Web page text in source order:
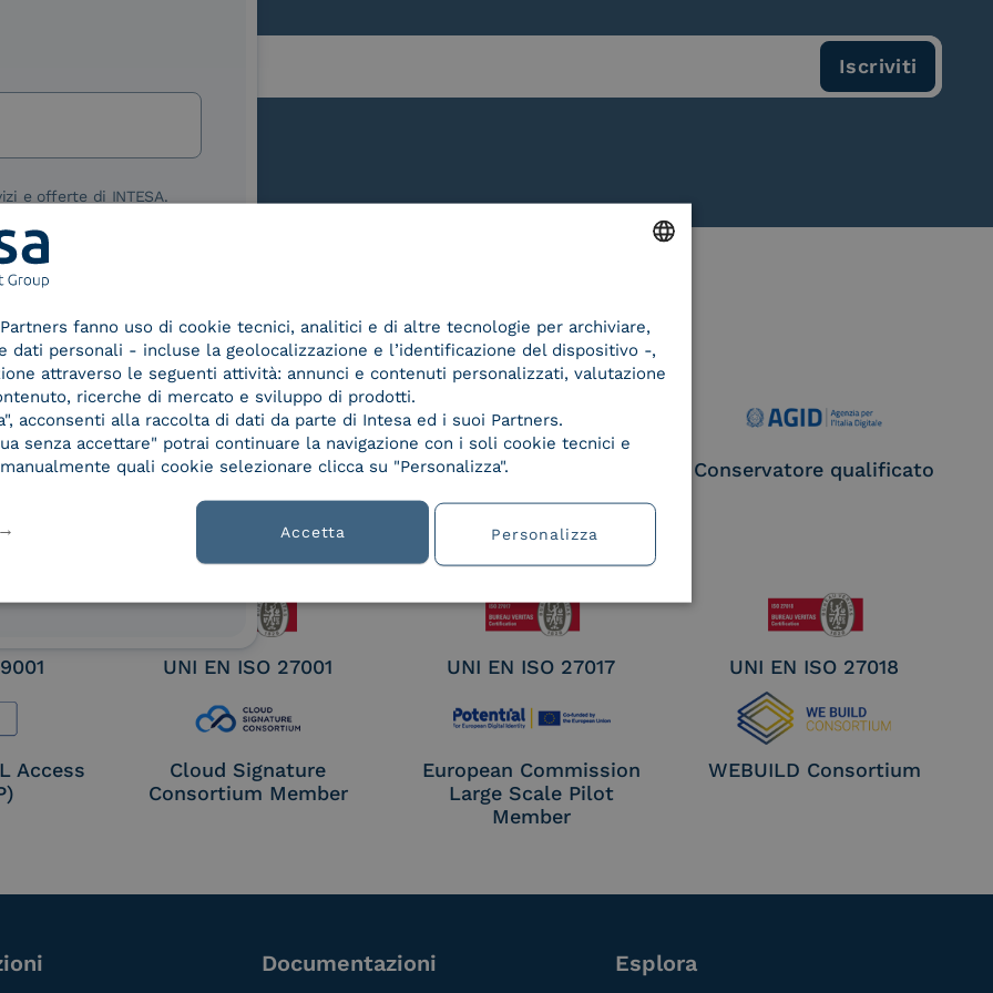
Trust
/
Service Provider e
Service Provider e
Conservatore qualificato
UNI EN ISO 27001 UNI EN ISO 27017 UNI EN ISO 27018
Access
Cloud Signature
Consortium Member
European Commission
Large Scale Pilot
Member
WEBUILD Consortium
e offerte di INTESA.
di INTESA.
inviando una e-mail
se non si desidera ricevere
facendo clic sul
e-mail.
nelle Norme di tutela della
di aver letto e compreso
Documentazioni Esplora
ITALIAN
fanno uso di cookie tecnici, analitici e di altre tecnologie per archiviare,
dati personali - incluse la geolocalizzazione e l’identificazione del dispositivo -,
attraverso le seguenti attività: annunci e contenuti personalizzati, valutazione
ricerche di mercato e sviluppo di prodotti.
acconsenti alla raccolta di dati da parte di Intesa ed i suoi Partners.
senza accettare" potrai continuare la navigazione con i soli cookie tecnici e
quali cookie selezionare clicca su "Personalizza".
Accetta Personalizza